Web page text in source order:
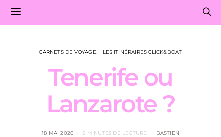
CARNETS DE VOYAGE LES ITINÉRAIRES CLICK&BOAT
Tenerife ou
Lanzarote ?
18 MAI 2026 5 MINUTES DE LECTURE BASTIEN